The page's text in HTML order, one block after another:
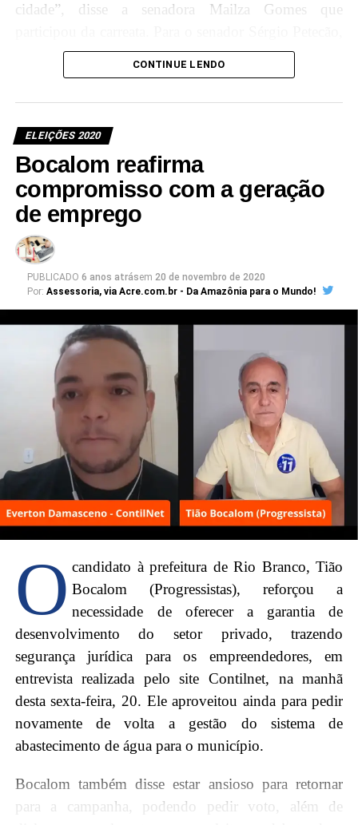
cidade”, disse a senadora Mailza Gomes que
a adesão dos moradores demonstra a necessidade de
uma gestão de qualidade à frente da prefeitura, para
que o dinheiro público possa ser investido de forma
“Vai ficar para a história do Acre uma manifestação
tão sincera, tão pura da população. Confesso que
nunca tinha visto tamanha mobilização. Vai dar
Bocalom”, afirmou Petecão. Na parte da tarde, além
da realização de bandeiraço, voluntários, o candidato
a prefeito e a candidata a vice, Marfisa Galvão,
participaram de reuniões no ramal da Galiléia.
“A população abraçou a campanha, afirmando de
forma espontânea que no dia 29 será a vez de Tião
CONTINUE LENDO
ELEIÇÕES 2020
Bocalom reafirma
compromisso com a geração
de emprego
PUBLICADO 6 anos atrásem 20 de novembro de 2020
Por: Assessoria, via Acre.com.br - Da Amazônia para o Mundo!
O candidato à prefeitura de Rio Branco, Tião
Bocalom (Progressistas), reforçou a
necessidade de oferecer a garantia de
desenvolvimento do setor privado, trazendo
segurança jurídica para os empreendedores, em
entrevista realizada pelo site Contilnet, na manhã
desta sexta-feira, 20. Ele aproveitou ainda para pedir
novamente de volta a gestão do sistema de
abastecimento de água para o município.
Bocalom também disse estar ansioso para retornar
para a campanha, podendo pedir voto, além de